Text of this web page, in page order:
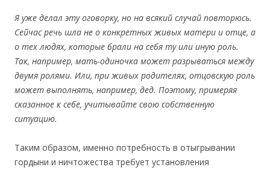
Я уже делал эту оговорку, но на всякий случай повторюсь.
Сейчас речь шла не о конкретных живых матери и отце, а
о тех людях, которые брали на себя ту или иную роль.
Так, например, мать-одиночка может разрываться между
двумя ролями. Или, при живых родителях, отцовскую роль
может выполнять, например, дед. Поэтому, примеряя
сказанное к себе, учитывайте свою собственную
ситуацию.
Таким образом, именно потребность в отыгрывании
гордыни и ничтожества требует установления